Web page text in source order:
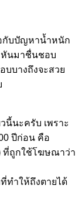
กับปัญหาน้ำหนัก
หันมาชื่นชอบ
บบางถึงจะสวย
นี้นะครับ เพราะ
ปีก่อน คือ
ที่ถูกใช้โฆษณาว่า
ทำให้ถึงตายได้